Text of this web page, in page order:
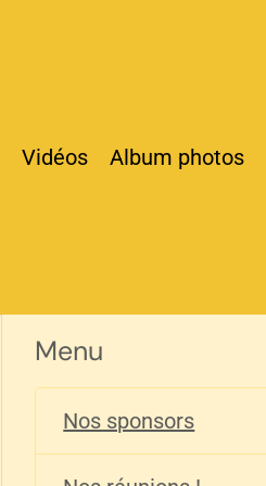
Vidéos Album photos
Menu
Nos sponsors